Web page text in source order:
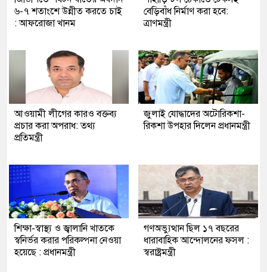
৬-৭ শতাংশে উন্নীত করতে চাই
: আফরোজা খানম
বেড়িবাঁধ নির্মাণ করা হবে:
ত্রাণমন্ত্রী
আওয়ামী লীগের কারও বক্তব্য
প্রচার করা অপরাধ: তথ্য
প্রতিমন্ত্রী
জুলাই যোদ্ধাদের অটোরিকশা-
রিকশা উপহার দিলেন প্রধানমন্ত্রী
শিক্ষা-স্বাস্থ্য ও জ্বালানি খাতকে
স্বনির্ভর করার পরিকল্পনা নেওয়া
হয়েছে : প্রধানমন্ত্রী
গণঅভ্যুত্থান ছিল ১৭ বছরের
ধারাবাহিক আন্দোলনের ফসল :
স্বরাষ্ট্রমন্ত্রী